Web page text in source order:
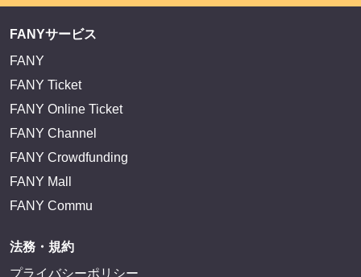
FANYサービス
FANY
FANY Ticket
FANY Online Ticket
FANY Channel
FANY Crowdfunding
FANY Mall
FANY Commu
法務・規約
プライバシーポリシー